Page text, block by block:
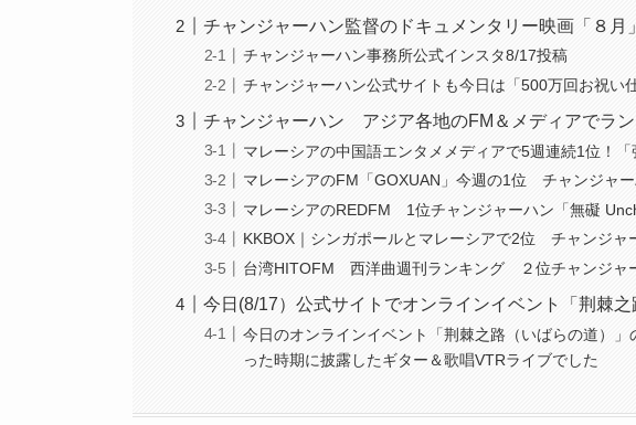
チャンジャーハン監督のドキュメンタリー映画「８月
チャンジャーハン事務所公式インスタ8/17投稿
チャンジャーハン公式サイトも今日は「500万回お祝い
チャンジャーハン アジア各地のFM＆メディアでラ
マレーシアの中国語エンタメメディアで5週連続1位！
マレーシアのFM「GOXUAN」今週の1位 チャンジャ
マレーシアのREDFM 1位チャンジャーハン「無礙
KKBOX｜シンガポールとマレーシアで2位 チャンジャ
台湾HITOFM 西洋曲週刊ランキング ２位チャンジャ
今日(8/17）公式サイトでオンラインイベント「荆棘
今日のオンラインイベント「荆棘之路（いばらの道）
った時期に披露したギター＆歌唱VTRライブでした